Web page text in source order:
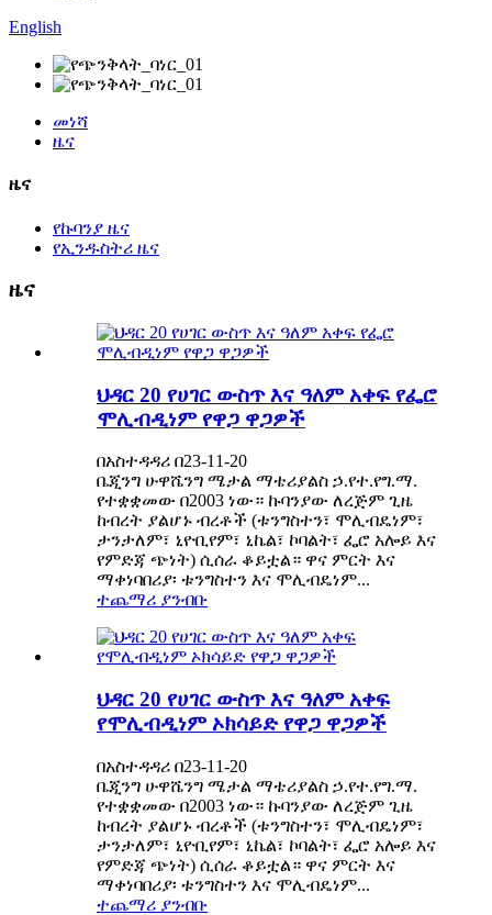
English
መነሻ
ዜና
ዜና
የኩባንያ ዜና
የኢንዱስትሪ ዜና
ዜና
ህዳር 20 የሀገር ውስጥ እና ዓለም አቀፍ የፌሮ
ሞሊብዲነም የዋጋ ዋጋዎች
በአስተዳዳሪ በ23-11-20
ቤጂንግ ሁዋሼንግ ሜታል ማቴሪያልስ ኃ.የተ.የግ.ማ.
የተቋቋመው በ2003 ነው። ኩባንያው ለረጅም ጊዜ
ከብረት ያልሆኑ ብረቶች (ቱንግስተን፣ ሞሊብዴነም፣
ታንታለም፣ ኒዮቢየም፣ ኒኬል፣ ኮባልት፣ ፌሮ አሎይ እና
የምድጃ ጭነት) ሲሰራ ቆይቷል። ዋና ምርት እና
ማቀነባበሪያ፡ ቱንግስተን እና ሞሊብዴነም...
ተጨማሪ ያንብቡ
ህዳር 20 የሀገር ውስጥ እና ዓለም አቀፍ
የሞሊብዲነም ኦክሳይድ የዋጋ ዋጋዎች
በአስተዳዳሪ በ23-11-20
ቤጂንግ ሁዋሼንግ ሜታል ማቴሪያልስ ኃ.የተ.የግ.ማ.
የተቋቋመው በ2003 ነው። ኩባንያው ለረጅም ጊዜ
ከብረት ያልሆኑ ብረቶች (ቱንግስተን፣ ሞሊብዴነም፣
ታንታለም፣ ኒዮቢየም፣ ኒኬል፣ ኮባልት፣ ፌሮ አሎይ እና
የምድጃ ጭነት) ሲሰራ ቆይቷል። ዋና ምርት እና
ማቀነባበሪያ፡ ቱንግስተን እና ሞሊብዴነም...
ተጨማሪ ያንብቡ